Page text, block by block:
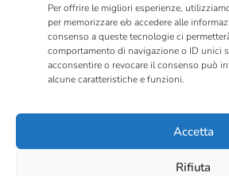
Per offrire le migliori esperienze,
per memorizzare e/o accedere alle
consenso a queste tecnologie ci
comportamento di navigazione o ID unici
acconsentire o revocare il consenso può
alcune caratteristiche e funzioni.
Accetta
Rifiuta
Precedente